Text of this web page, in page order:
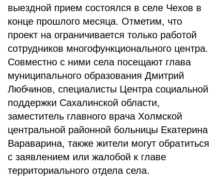
выездной прием состоялся в селе Чехов в
конце прошлого месяца. Отметим, что
проект на ограничивается только работой
сотрудников многофункционального центра.
Совместно с ними села посещают глава
муниципального образования Дмитрий
Любчинов, специалисты Центра социальной
поддержки Сахалинской области,
заместитель главного врача Холмской
центральной районной больницы Екатерина
Вараварина, также жители могут обратиться
с заявлением или жалобой к главе
территориального отдела села.